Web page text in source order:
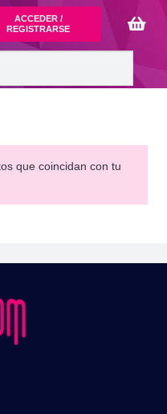
ACCEDER /
REGISTRARSE
que coincidan con tu